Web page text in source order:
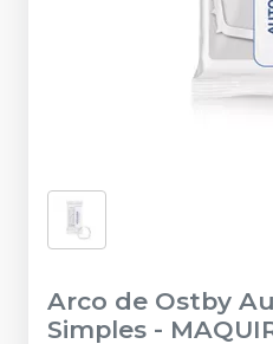
Arco de Ostby
Simples -